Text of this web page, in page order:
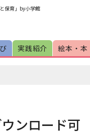
保育」by小学館
実践紹介 絵本・本
ンロード可